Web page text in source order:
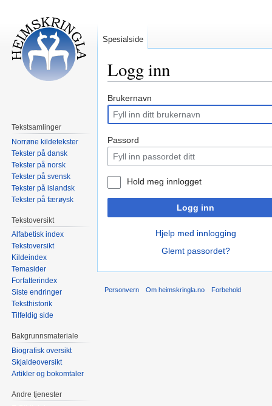
Logg inn
Hopp
navigering
Hopp
søk
Brukernavn
Passord
Hold meg innlogget
Logg inn
Hjelp med innlogging
Glemt passordet?
Spesialside
Tekstsamlinger
Norrøne kildetekster
Tekster på dansk
Tekster på norsk
Tekster på svensk
Tekster på islandsk
Tekster på færøysk
Tekstoversikt
Alfabetisk index
Tekstoversikt
Kildeindex
Temasider
Forfatterindex
Siste endringer
Teksthistorik
Tilfeldig side
Bakgrunnsmateriale
Biografisk oversikt
Skjaldeoversikt
Artikler og bokomtaler
Andre tjenester
Personvern Om heimskringla.no Forbehold